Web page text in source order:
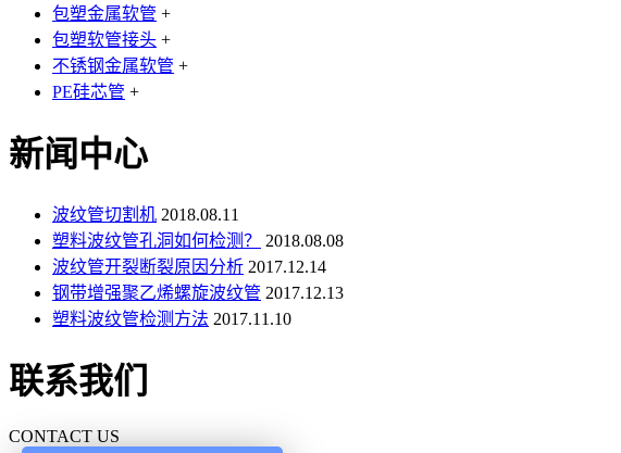
包塑金属软管 +
包塑软管接头 +
不锈钢金属软管 +
PE硅芯管 +
新闻中心
波纹管切割机 2018.08.11
塑料波纹管孔洞如何检测？
2018.08.08
波纹管开裂断裂原因分析 2017.12.14
钢带增强聚乙烯螺旋波纹管 2017.12.13
塑料波纹管检测方法 2017.11.10
联系我们
CONTACT US